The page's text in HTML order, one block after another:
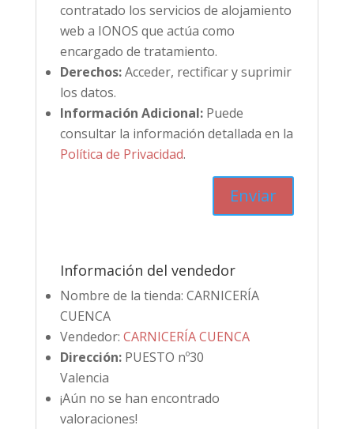
contratado los servicios de alojamiento
web a IONOS que actúa como
encargado de tratamiento.
Derechos:Acceder, rectificar y suprimir
los datos.
Información Adicional:Puede
consultar la información detallada en la
Política de Privacidad.
Información del vendedor
Nombre de la tienda: CARNICERÍA
CUENCA
Vendedor: CARNICERÍA CUENCA
Dirección: PUESTO nº30
Valencia
¡Aún no se han encontrado
valoraciones!